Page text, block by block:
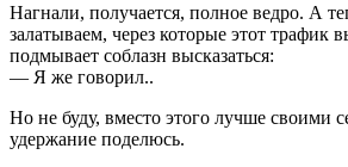
Нагнали, получается, полное ведро. А
залатываем, через которые этот трафик
подмывает соблазн высказаться:
— Я же говорил..
Но не буду, вместо этого лучше своими
удержание поделюсь.